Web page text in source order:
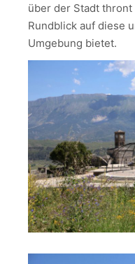
über der Stadt
Rundblick auf diese
Umgebung bietet.